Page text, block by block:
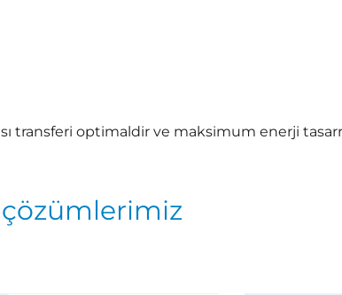
transferi optimaldir ve maksimum enerji